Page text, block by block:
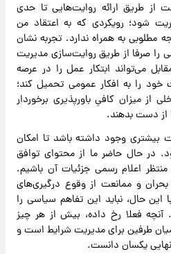
طریق ارائه روایت‌هایی تا حدی
شود؛ رویکردی که به اعتقاد من
مطلوبی به همراه ندارد. تجربه نشان
را صرفا از طریق روایت‌سازی مدیریت
می‌تواند ابتکار عمل را در عرصه
را به افکار عمومی تحمیل کند؛
از میزان کافیِ باورپذیری برخوردار
از دست بدهند.
بیشتری وجود داشته باشد تا امکان
در حال حاضر ما از محتوای توافق
منتظر اعلام رسمی جزئیات آن باشیم.
و ممانعت از وقوع درگیری‌های
حال، نباید این تفاهم سیاسی را
آنچه فعلا رخ داده، بیش از هر چیز
طرفین برای مدیریت شرایط است و
نهایی یکسان دانست.